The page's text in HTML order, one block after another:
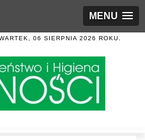
MENU
06 SIERPNIA 2026 ROKU.